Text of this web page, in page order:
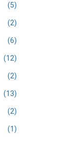
(5)
(2)
(6)
(12)
(2)
(13)
(2)
(1)